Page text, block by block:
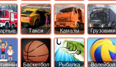
домой
Такси Камазы Грузовики
Баскетбол Рыбалка Волейбол